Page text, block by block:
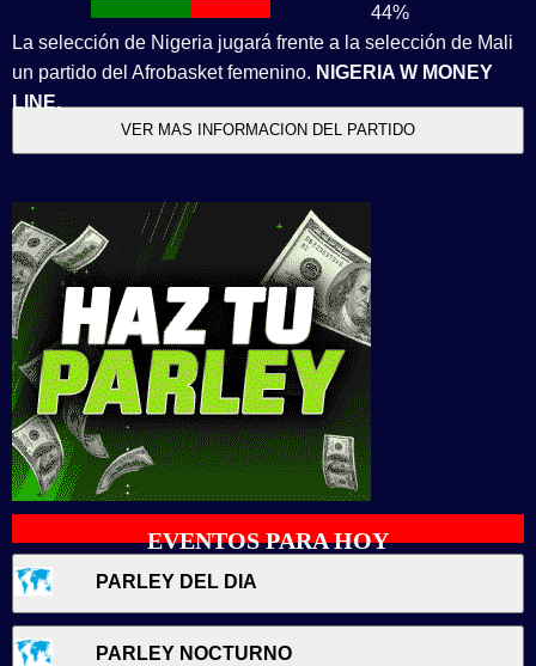
44%
La selección de Nigeria jugará frente a la selección de Mali
un partido del Afrobasket femenino. NIGERIA W MONEY
LINE.
VER MAS INFORMACION DEL PARTIDO
EVENTOS PARA HOY
PARLEY DEL DIA
PARLEY NOCTURNO